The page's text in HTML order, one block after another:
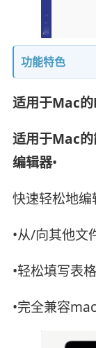
功能特色
适用于Mac
适用于Mac的
编辑器•
快速轻松地编
•从/向其他文
•轻松填写表
•完全兼容